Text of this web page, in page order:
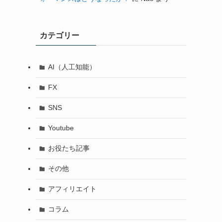
カテゴリー
AI（人工知能）
FX
SNS
Youtube
お役たち記事
その他
アフィリエイト
コラム